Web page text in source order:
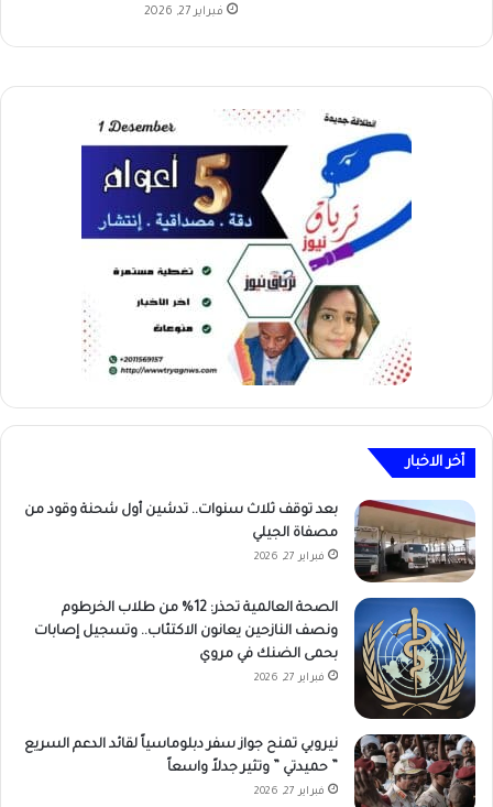
فبراير 27, 2026
أخر الاخبار
بعد توقف ثلاث سنوات.. تدشين أول شحنة وقود من
مصفاة الجيلي
فبراير 27, 2026
الصحة العالمية تحذر: 12% من طلاب الخرطوم
ونصف النازحين يعانون الاكتئاب.. وتسجيل إصابات
بحمى الضنك في مروي
فبراير 27, 2026
نيروبي تمنح جواز سفر دبلوماسياً لقائد الدعم السريع
” حميدتي ” وتثير جدلاً واسعاً
فبراير 27, 2026